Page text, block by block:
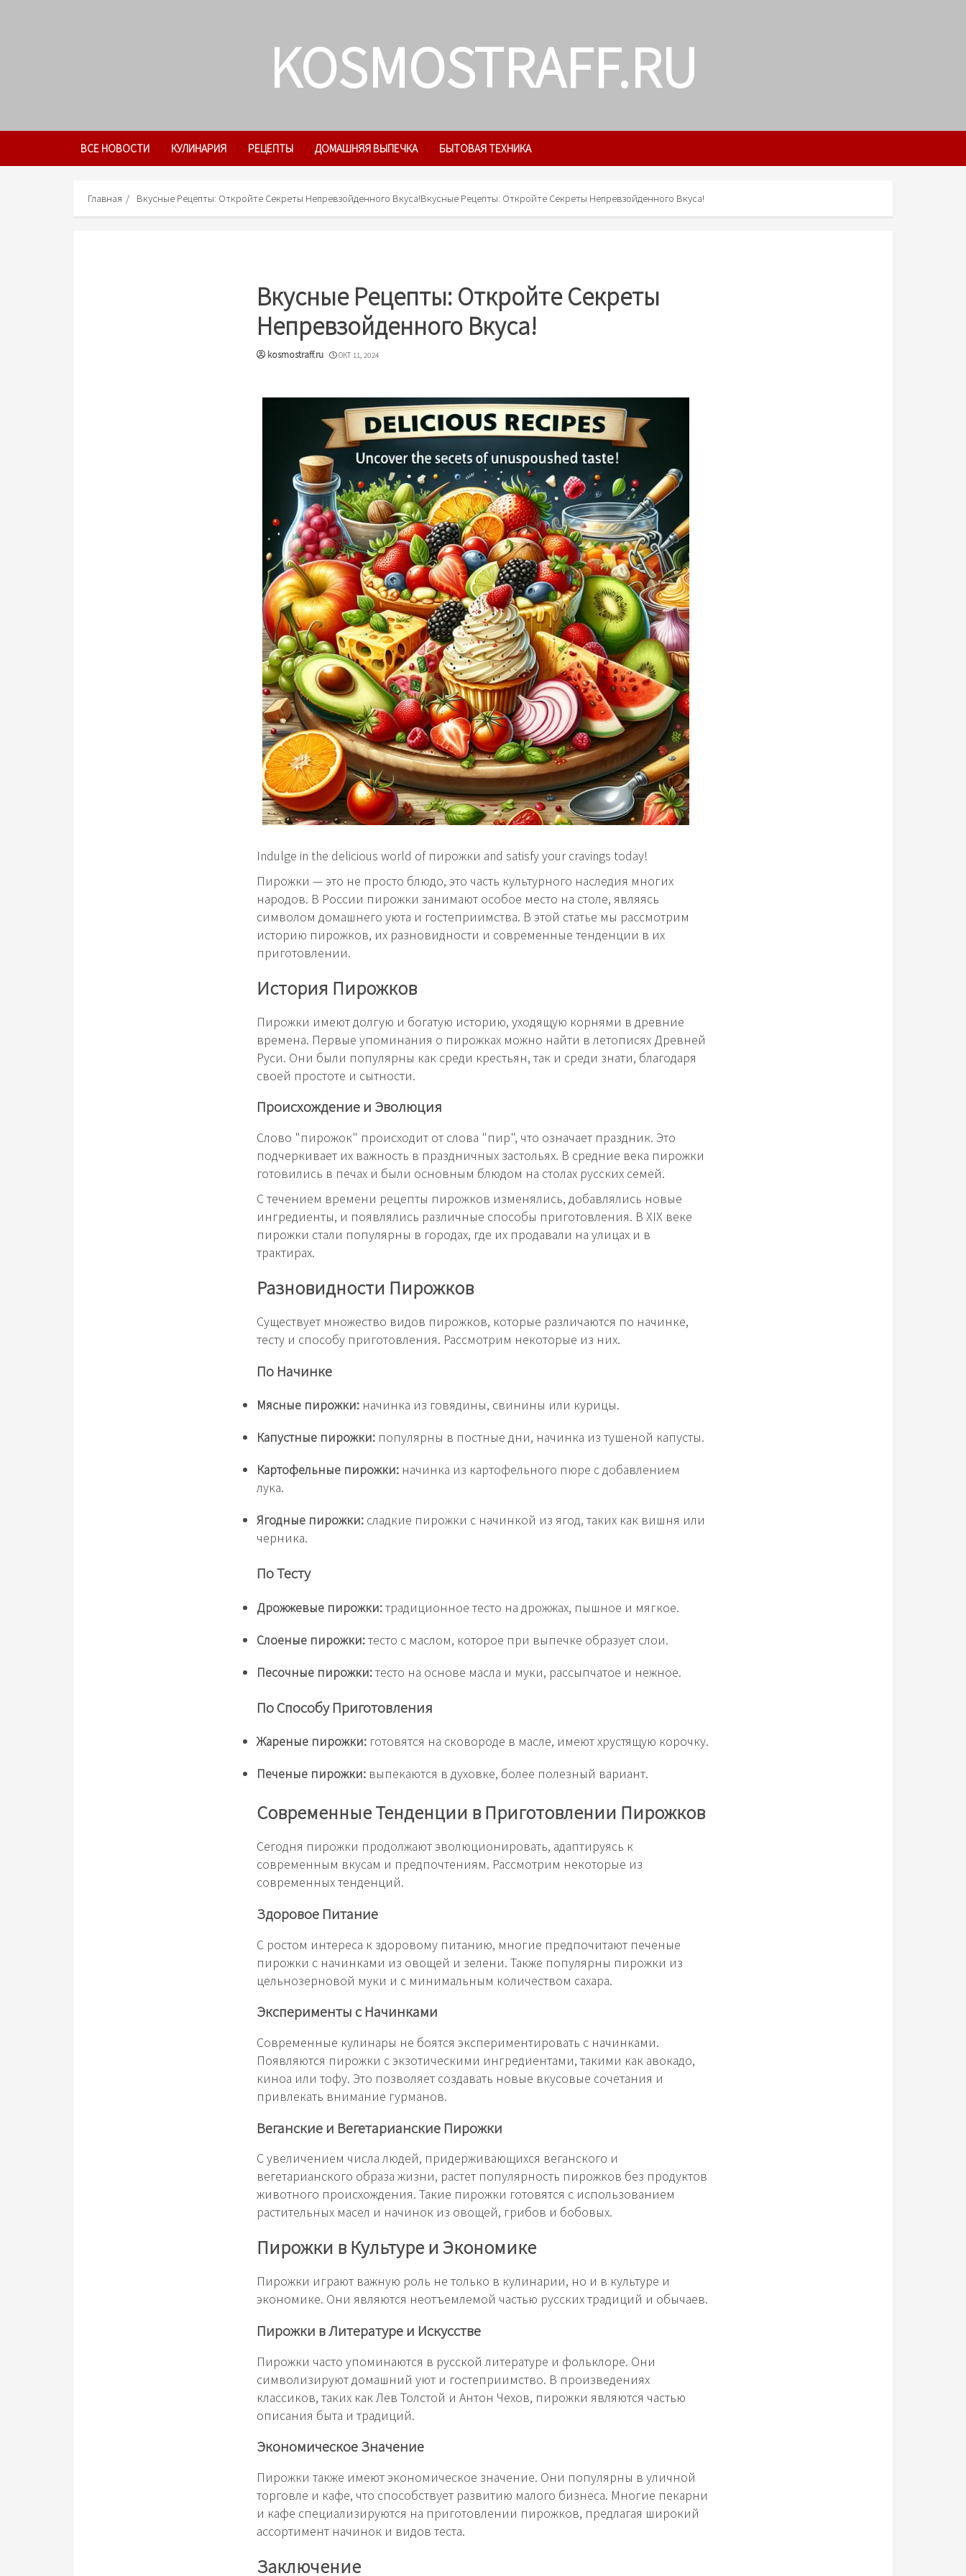
KOSMOSTRAFF.RU
ВСЕ НОВОСТИ КУЛИНАРИЯ РЕЦЕПТЫ ДОМАШНЯЯ ВЫПЕЧКА БЫТОВАЯ ТЕХНИКА
Главная Вкусные Рецепты: Откройте Секреты Непревзойденного Вкуса!Вкусные Рецепты: Откройте Секреты Непревзойденного Вкуса!
Вкусные Рецепты: Откройте Секреты
Непревзойденного Вкуса!
kosmostraff.ru ОКТ 11, 2024
Indulge in the delicious world of пирожки and satisfy your cravings today!
Пирожки — это не просто блюдо, это часть культурного наследия многих
народов. В России пирожки занимают особое место на столе, являясь
символом домашнего уюта и гостеприимства. В этой статье мы рассмотрим
историю пирожков, их разновидности и современные тенденции в их
приготовлении.
История Пирожков
Пирожки имеют долгую и богатую историю, уходящую корнями в древние
времена. Первые упоминания о пирожках можно найти в летописях Древней
Руси. Они были популярны как среди крестьян, так и среди знати, благодаря
своей простоте и сытности.
Происхождение и Эволюция
Слово "пирожок" происходит от слова "пир", что означает праздник. Это
подчеркивает их важность в праздничных застольях. В средние века пирожки
готовились в печах и были основным блюдом на столах русских семей.
С течением времени рецепты пирожков изменялись, добавлялись новые
ингредиенты, и появлялись различные способы приготовления. В XIX веке
пирожки стали популярны в городах, где их продавали на улицах и в
трактирах.
Разновидности Пирожков
Существует множество видов пирожков, которые различаются по начинке,
тесту и способу приготовления. Рассмотрим некоторые из них.
По Начинке
Мясные пирожки: начинка из говядины, свинины или курицы.
Капустные пирожки: популярны в постные дни, начинка из тушеной капусты.
Картофельные пирожки: начинка из картофельного пюре с добавлением
лука.
Ягодные пирожки: сладкие пирожки с начинкой из ягод, таких как вишня или
черника.
По Тесту
Дрожжевые пирожки:традиционное тесто на дрожжах, пышное и мягкое.
Слоеные пирожки:тесто с маслом, которое при выпечке образует слои.
Песочные пирожки:тесто на основе масла и муки, рассыпчатое и нежное.
По Способу Приготовления
Жареные пирожки: готовятся на сковороде в масле, имеют хрустящую корочку.
Печеные пирожки: выпекаются в духовке, более полезный вариант.
Современные Тенденции в Приготовлении Пирожков
Сегодня пирожки продолжают эволюционировать, адаптируясь к
современным вкусам и предпочтениям. Рассмотрим некоторые из
современных тенденций.
Здоровое Питание
С ростом интереса к здоровому питанию, многие предпочитают печеные
пирожки с начинками из овощей и зелени. Также популярны пирожки из
цельнозерновой муки и с минимальным количеством сахара.
Эксперименты с Начинками
Современные кулинары не боятся экспериментировать с начинками.
Появляются пирожки с экзотическими ингредиентами, такими как авокадо,
киноа или тофу. Это позволяет создавать новые вкусовые сочетания и
привлекать внимание гурманов.
Веганские и Вегетарианские Пирожки
С увеличением числа людей, придерживающихся веганского и
вегетарианского образа жизни, растет популярность пирожков без продуктов
животного происхождения. Такие пирожки готовятся с использованием
растительных масел и начинок из овощей, грибов и бобовых.
Пирожки в Культуре и Экономике
Пирожки играют важную роль не только в кулинарии, но и в культуре и
экономике. Они являются неотъемлемой частью русских традиций и обычаев.
Пирожки в Литературе и Искусстве
Пирожки часто упоминаются в русской литературе и фольклоре. Они
символизируют домашний уют и гостеприимство. В произведениях
классиков, таких как Лев Толстой и Антон Чехов, пирожки являются частью
описания быта и традиций.
Экономическое Значение
Пирожки также имеют экономическое значение. Они популярны в уличной
торговле и кафе, что способствует развитию малого бизнеса. Многие пекарни
и кафе специализируются на приготовлении пирожков, предлагая широкий
ассортимент начинок и видов теста.
Заключение